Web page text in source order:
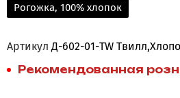
Рогожка, 100% хлопок
Артикул Д-602-01-TW
Рекомендованная